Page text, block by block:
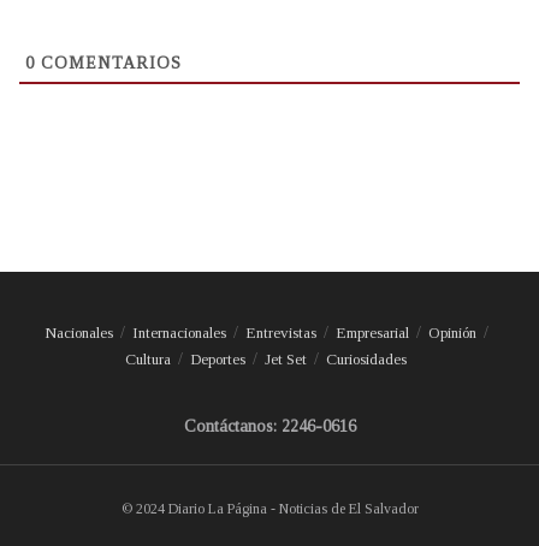
0 COMENTARIOS
Nacionales Internacionales Entrevistas Empresarial
Opinión
Cultura
Deportes Jet Set Curiosidades
Contáctanos: 2246-0616
© 2024 Diario La Página - Noticias de El Salvador